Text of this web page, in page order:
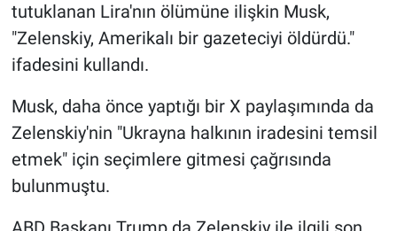
tutuklanan Lira'nın ölümüne ilişkin Musk,
"Zelenskiy, Amerikalı bir gazeteciyi öldürdü."
ifadesini kullandı.
Musk, daha önce yaptığı bir X paylaşımında da
Zelenskiy'nin "Ukrayna halkının iradesini temsil
etmek" için seçimlere gitmesi çağrısında
bulunmuştu.
Kimdir
Koronavirüs
Kültür Sanat
Ne demişti